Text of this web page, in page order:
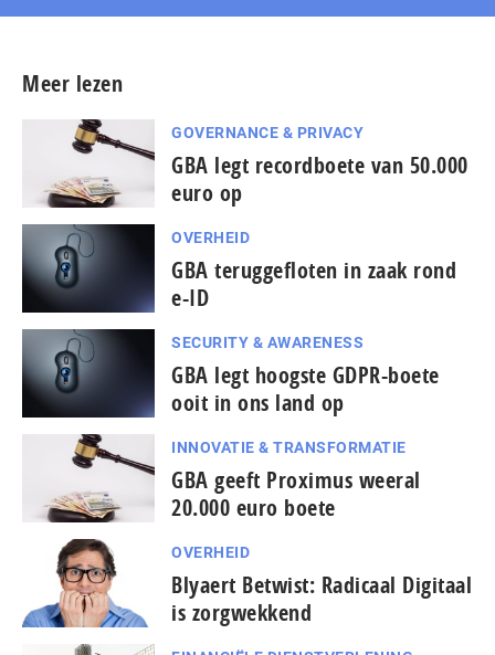
Meer lezen
GOVERNANCE & PRIVACY
GBA legt recordboete van 50.000
euro op
OVERHEID
GBA teruggefloten in zaak rond
e-ID
SECURITY & AWARENESS
GBA legt hoogste GDPR-boete
ooit in ons land op
INNOVATIE & TRANSFORMATIE
GBA geeft Proximus weeral
20.000 euro boete
OVERHEID
Blyaert Betwist: Radicaal Digitaal
is zorgwekkend